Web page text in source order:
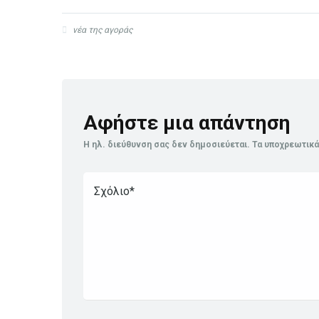
νέα της αγοράς
Αφήστε μια απάντηση
Η ηλ. διεύθυνση σας δεν δημοσιεύεται. Τα